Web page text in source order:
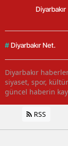
Diyarbakır
# Diyarbakır Net.
Diyarbakır
siyaset, spor,
güncel haberin
RSS